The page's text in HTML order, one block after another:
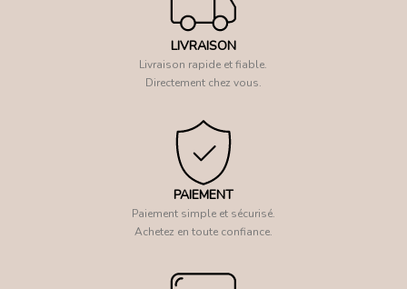
LIVRAISON
Livraison rapide et fiable.
Directement chez vous.
PAIEMENT
Paiement simple et sécurisé.
Achetez en toute confiance.